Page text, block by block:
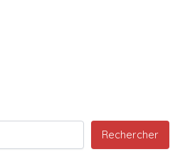
Rechercher